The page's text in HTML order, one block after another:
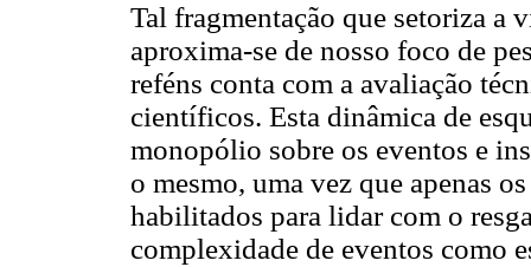
Tal fragmentação que setoriza a
aproxima-se de nosso foco de
reféns conta com a avaliação
científicos. Esta dinâmica de
monopólio sobre os eventos e
o mesmo, uma vez que apenas
habilitados para lidar com o
complexidade de eventos como